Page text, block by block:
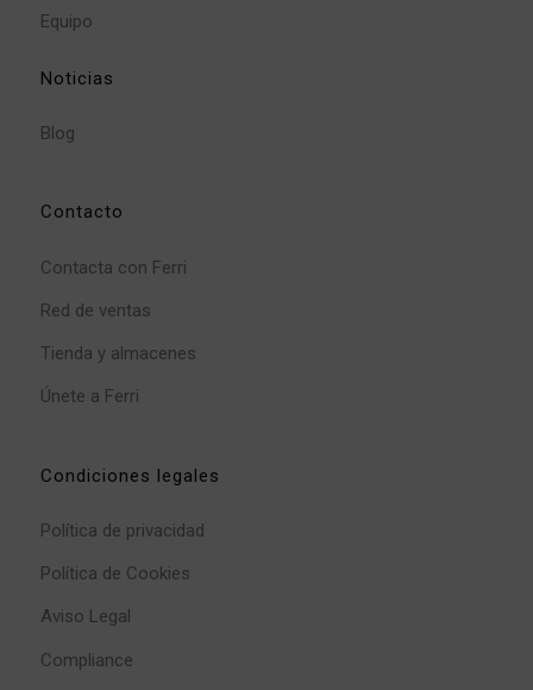
Equipo
Noticias
Blog
Contacto
Contacta con Ferri
Red de ventas
Tienda y almacenes
Únete a Ferri
Condiciones legales
Política de privacidad
Política de Cookies
Aviso Legal
Compliance